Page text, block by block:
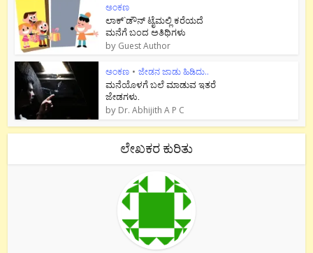
ಅಂಕಣ
ಲಾಕ್`ಡೌನ್ ಟೈಮಲ್ಲಿ ಕರೆಯದೆ
ಮನೆಗೆ ಬಂದ ಅತಿಥಿಗಳು
by Guest Author
ಅಂಕಣ • ಜೇಡನ ಜಾಡು ಹಿಡಿದು..
ಮನೆಯೊಳಗೆ ಬಲೆ ಮಾಡುವ ಇತರೆ
ಜೇಡಗಳು.
by Dr. Abhijith A P C
ಲೇಖಕರ ಕುರಿತು